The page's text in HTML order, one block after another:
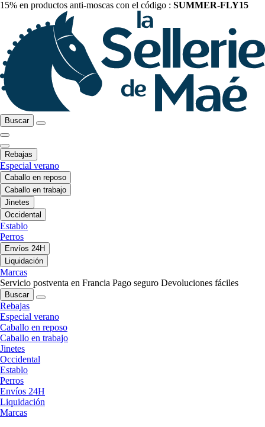
15% en productos anti-moscas con el código : SUMMER-FLY15
Buscar
Rebajas
Especial verano
Caballo en reposo
Caballo en trabajo
Jinetes
Occidental
Establo
Perros
Envíos 24H
Liquidación
Marcas
Servicio postventa en Francia Pago seguro Devoluciones fáciles
Buscar
Rebajas
Especial verano
Caballo en reposo
Caballo en trabajo
Jinetes
Occidental
Establo
Perros
Envíos 24H
Liquidación
Marcas